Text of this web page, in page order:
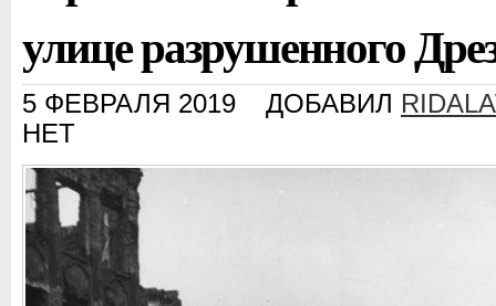
улице разрушенного
5 ФЕВРАЛЯ 2019 ДОБАВИЛ
НЕТ